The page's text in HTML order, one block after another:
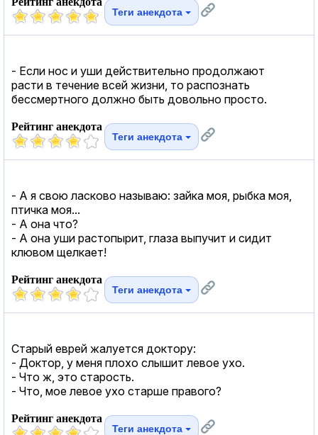
Теги анекдота
- Если нос и уши действительно продолжают
расти в течение всей жизни, то распознать
бессмертного должно быть довольно просто.
Рейтинг анекдота
Теги анекдота
- А я свою ласково называю: зайка моя, рыбка моя,
птичка моя...
- А она что?
- А она уши растопырит, глаза выпучит и сидит
клювом щелкает!
Рейтинг анекдота
Теги анекдота
Старый еврей жалуется доктору:
- Доктор, у меня плохо слышит левое ухо.
- Что ж, это старость.
- Что, мое левое ухо старше правого?
Рейтинг анекдота
Теги анекдота